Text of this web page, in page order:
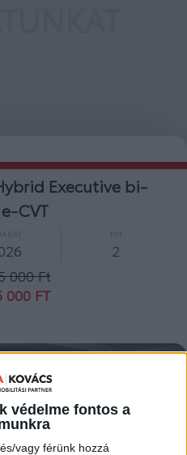
védelme fontos a
vagy férünk hozzá
Comfort e-CVT
000 Ft
000 FT